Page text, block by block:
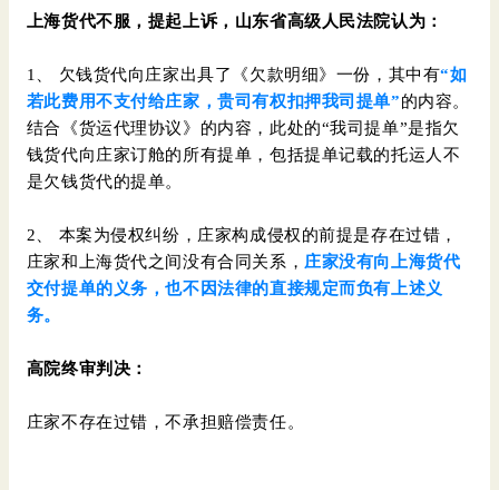
上海货代不服，提起上诉，山东省高级人民法院认为：
1、 欠钱货代向庄家出具了《欠款明细》一份，其中有“如
若此费用不支付给庄家，贵司有权扣押我司提单”的内容。
结合《货运代理协议》的内容，此处的“我司提单”是指欠
钱货代向庄家订舱的所有提单，包括提单记载的托运人不
是欠钱货代的提单。
2、 本案为侵权纠纷，庄家构成侵权的前提是存在过错，
庄家和上海货代之间没有合同关系， 庄家没有向上海货代
交付提单的义务，也不因法律的直接规定而负有上述义
务。
高院终审判决：
庄家不存在过错，不承担赔偿责任。